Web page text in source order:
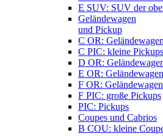
E SUV: SUV der
Geländewagen
und Pickup
C OR:
C PIC: kleine Pickups
D OR:
E OR:
F OR:
F PIC: große Pickups
PIC: Pickups
Coupes und Cabrios
B COU: kleine